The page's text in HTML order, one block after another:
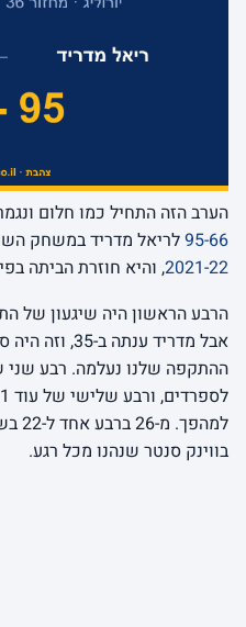
הערב הזה התחיל כמו חלום
95-66לריאל מדריד במשחק
2021-22, והיא חוזרת הביתה בפיגור 0-2 בסדרה, עם הגב
אבל מדריד
בווינק סנטר שנהנו מכל רגע.